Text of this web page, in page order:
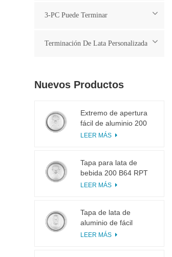
3-PC Puede Terminar
Terminación De Lata Personalizada
Nuevos Productos
Extremo de apertura
fácil de aluminio 200
B64 RPT LOE
LEER MÁS
Tapa para lata de
bebida 200 B64 RPT
SOE plateada, fácil de
LEER MÁS
Tapa de lata de
aluminio de fácil
apertura 200 B64 SOT
LEER MÁS